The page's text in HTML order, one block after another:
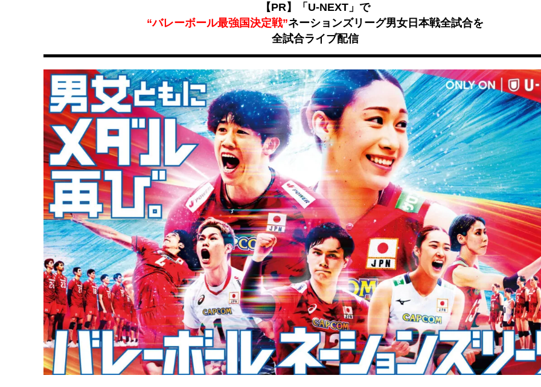
【PR】「U-NEXT」で
“バレーボール最強国決定戦”ネーションズリーグ男女日本戦全試合を
全試合ライブ配信